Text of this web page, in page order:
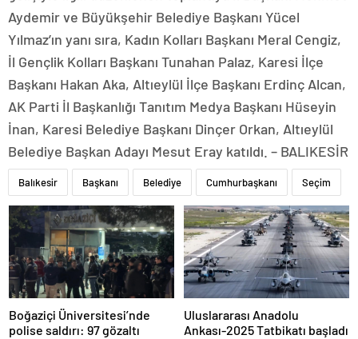
Aydemir ve Büyükşehir Belediye Başkanı Yücel
Yılmaz’ın yanı sıra, Kadın Kolları Başkanı Meral Cengiz,
İl Gençlik Kolları Başkanı Tunahan Palaz, Karesi İlçe
Başkanı Hakan Aka, Altıeylül İlçe Başkanı Erdinç Alcan,
AK Parti İl Başkanlığı Tanıtım Medya Başkanı Hüseyin
İnan, Karesi Belediye Başkanı Dinçer Orkan, Altıeylül
Belediye Başkan Adayı Mesut Eray katıldı. – BALIKESİR
Balıkesir Başkanı Belediye Cumhurbaşkanı Seçim
Boğaziçi Üniversitesi’nde
polise saldırı: 97 gözaltı
Uluslararası Anadolu
Ankası-2025 Tatbikatı başladı